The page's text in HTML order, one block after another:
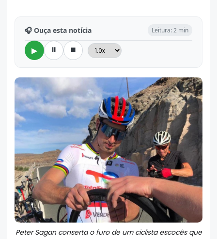
🎧 Ouça esta notícia Leitura: 2 min
▶ ⏸ ⏹
Peter Sagan conserta o furo de um ciclista escocês que